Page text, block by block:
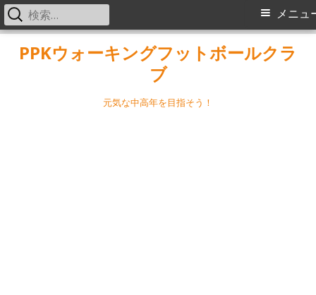
PPKウォーキングフットボールクラ
ブ
元気な中高年を目指そう！
メ
メニュ
検
索: